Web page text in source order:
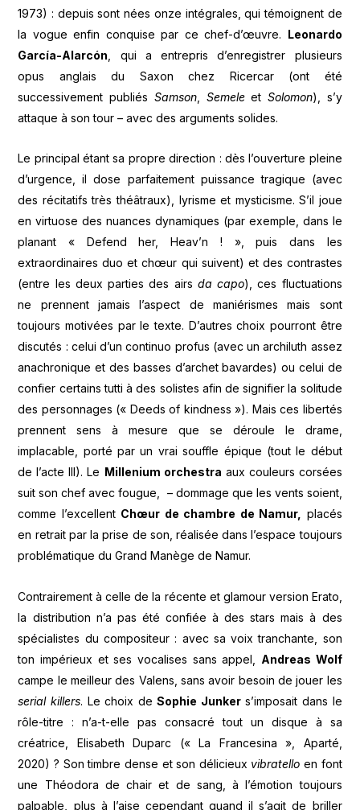
1973) : depuis sont nées onze intégrales, qui témoignent de
la vogue enfin conquise par ce chef-d’œuvre. Leonardo
García-Alarcón , qui a entrepris d’enregistrer plusieurs
opus anglais du Saxon chez Ricercar (ont été
successivement publiés Samson, Semeleet Solomon), s’y
attaque à son tour – avec des arguments solides.
Le principal étant sa propre direction : dès l’ouverture pleine
d’urgence, il dose parfaitement puissance tragique (avec
des récitatifs très théâtraux), lyrisme et mysticisme. S’il joue
en virtuose des nuances dynamiques (par exemple, dans le
planant « Defend her, Heav’n ! », puis dans les
extraordinaires duo et chœur qui suivent) et des contrastes
(entre les deux parties des airs da capo), ces fluctuations
ne prennent jamais l’aspect de maniérismes mais sont
toujours motivées par le texte. D’autres choix pourront être
discutés : celui d’un continuo profus (avec un archiluth assez
anachronique et des basses d’archet bavardes) ou celui de
confier certains tutti à des solistes afin de signifier la solitude
des personnages (« Deeds of kindness »). Mais ces libertés
prennent sens à mesure que se déroule le drame,
implacable, porté par un vrai souffle épique (tout le début
de l’acte III). Le Millenium orchestra aux couleurs corsées
suit son chef avec fougue, – dommage que les vents soient,
comme l’excellent Chœur de chambre de Namur, placés
en retrait par la prise de son, réalisée dans l’espace toujours
problématique du Grand Manège de Namur.
Contrairement à celle de la récente et glamour version Erato,
la distribution n’a pas été confiée à des stars mais à des
spécialistes du compositeur : avec sa voix tranchante, son
ton impérieux et ses vocalises sans appel, Andreas Wolf
campe le meilleur des Valens, sans avoir besoin de jouer les
serial killers. Le choix deSophie Junkers’imposait dans le
rôle-titre : n’a-t-elle pas consacré tout un disque à sa
créatrice, Elisabeth Duparc (« La Francesina », Aparté,
2020) ? Son timbre dense et son délicieux vibratello en font
une Théodora de chair et de sang, à l’émotion toujours
palpable, plus à l’aise cependant quand il s’agit de briller